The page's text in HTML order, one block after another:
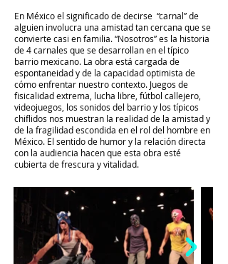
En México el significado de decirse “carnal” de
alguien involucra una amistad tan cercana que se
convierte casi en familia. “Nosotros” es la historia
de 4 carnales que se desarrollan en el típico
barrio mexicano. La obra está cargada de
espontaneidad y de la capacidad optimista de
cómo enfrentar nuestro contexto. Juegos de
fisicalidad extrema, lucha libre, fútbol callejero,
videojuegos, los sonidos del barrio y los típicos
chiflidos nos muestran la realidad de la amistad y
de la fragilidad escondida en el rol del hombre en
México. El sentido de humor y la relación directa
con la audiencia hacen que esta obra esté
cubierta de frescura y vitalidad.